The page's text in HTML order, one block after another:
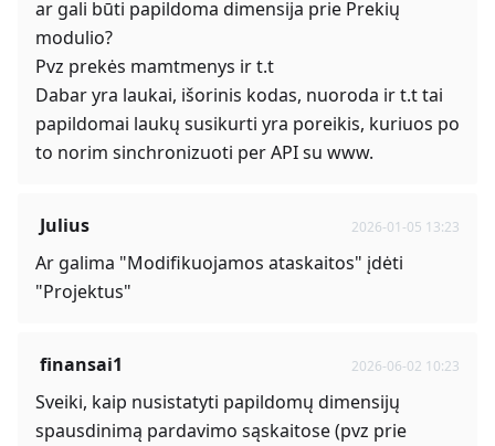
ar gali būti papildoma dimensija prie Prekių
modulio?
Pvz prekės mamtmenys ir t.t
Dabar yra laukai, išorinis kodas, nuoroda ir t.t tai
papildomai laukų susikurti yra poreikis, kuriuos po
to norim sinchronizuoti per API su www.
Julius 2026-01-05 13:23
Ar galima "Modifikuojamos ataskaitos" įdėti
"Projektus"
finansai1 2026-06-02 10:23
Sveiki, kaip nusistatyti papildomų dimensijų
spausdinimą pardavimo sąskaitose (pvz prie